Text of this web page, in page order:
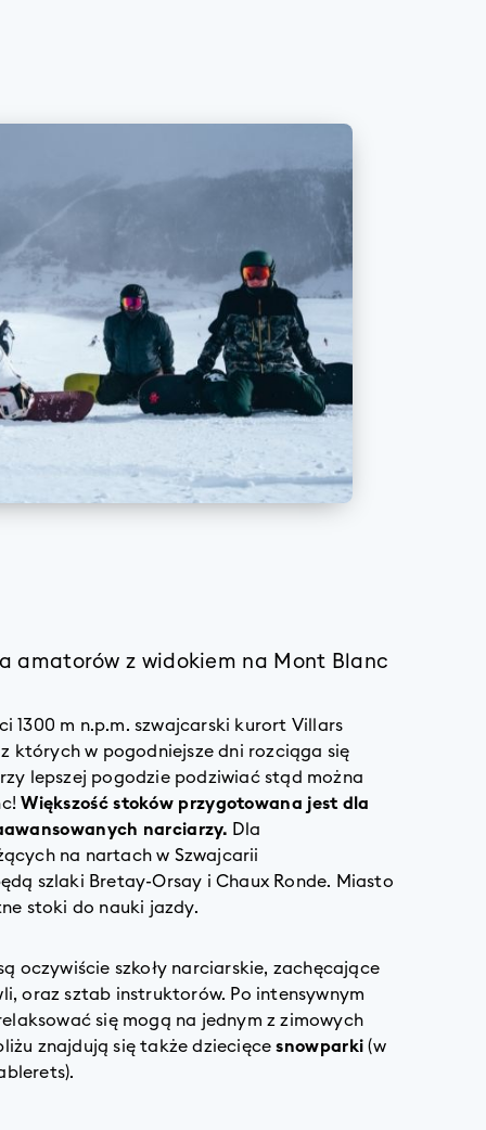
amatorów z widokiem na Mont Blanc
1300 m n.p.m. szwajcarski kurort Villars
których w pogodniejsze dni rozciąga się
lepszej pogodzie podziwiać stąd można
Większość stoków przygotowana jest dla
narciarzy. Dla
na nartach w Szwajcarii
szlaki Bretay-Orsay i Chaux Ronde. Miasto
stoki do nauki jazdy.
oczywiście szkoły narciarskie, zachęcające
oraz sztab instruktorów. Po intensywnym
się mogą na jednym z zimowych
znajdują się także dziecięcesnowparki (w